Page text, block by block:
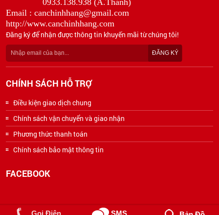
0933.138.938 (A.Thành)
Email : canchinhhang@gmail.com
http://www.canchinhhang.com
Đăng ký để nhận được thông tin khuyến mãi từ chúng tôi!
CHÍNH SÁCH HỖ TRỢ
Điều kiện giao dịch chung
Chính sách vận chuyển và giao nhận
Phương thức thanh toán
Chính sách bảo mật thông tin
FACEBOOK